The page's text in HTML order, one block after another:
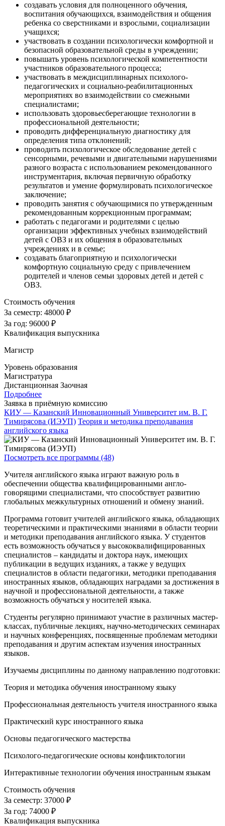
создавать условия для полноценного обучения,
воспитания обучающихся, взаимодействия и общения
ребенка со сверстниками и взрослыми, социализации
учащихся;
участвовать в создании психологически комфортной и
безопасной образовательной среды в учреждении;
повышать уровень психологической компетентности
участников образовательного процесса;
участвовать в междисциплинарных психолого-
педагогических и социально-реабилитационных
мероприятиях во взаимодействии со смежными
специалистами;
использовать здоровьесберегающие технологии в
профессиональной деятельности;
проводить дифференциальную диагностику для
определения типа отклонений;
проводить психологическое обследование детей с
сенсорными, речевыми и двигательными нарушениями
разного возраста с использованием рекомендованного
инструментария, включая первичную обработку
результатов и умение формулировать психологическое
заключение;
проводить занятия с обучающимися по утвержденным
рекомендованным коррекционным программам;
работать с педагогами и родителями с целью
организации эффективных учебных взаимодействий
детей с ОВЗ и их общения в образовательных
учреждениях и в семье;
создавать благоприятную и психологически
комфортную социальную среду с привлечением
родителей и членов семьи здоровых детей и детей с
ОВЗ.
Стоимость обучения
За семестр: 48000 ₽
За год: 96000 ₽
Квалификация выпускника
Магистр
Уровень образования
Магистратура
Дистанционная Заочная
Подробнее
Заявка в приёмную комиссию
КИУ — Казанский Инновационный Университет им. В. Г.
Тимирясова (ИЭУП) Теория и методика преподавания
английского языка
Посмотреть все программы (48)
Учителя английского языка играют важную роль в
обеспечении общества квалифицированными англо-
говорящими специалистами, что способствует развитию
глобальных межкультурных отношений и обмену знаний.
Программа готовит учителей английского языка, обладающих
теоретическими и практическими знаниями в области теории
и методики преподавания английского языка. У студентов
есть возможность обучаться у высококвалифицированных
специалистов – кандидаты и доктора наук, имеющих
публикации в ведущих изданиях, а также у ведущих
специалистов в области педагогики, методики преподавания
иностранных языков, обладающих наградами за достижения в
научной и профессиональной деятельности, а также
возможность обучаться у носителей языка.
Студенты регулярно принимают участие в различных мастер-
классах, публичные лекциях, научно-методических семинарах
и научных конференциях, посвященные проблемам методики
преподавания и другим аспектам изучения иностранных
языков.
Изучаемы дисциплины по данному направлению подготовки:
Теория и методика обучения иностранному языку
Профессиональная деятельность учителя иностранного языка
Практический курс иностранного языка
Основы педагогического мастерства
Психолого-педагогические основы конфликтологии
Интерактивные технологии обучения иностранным языкам
Стоимость обучения
За семестр: 37000 ₽
За год: 74000 ₽
Квалификация выпускника